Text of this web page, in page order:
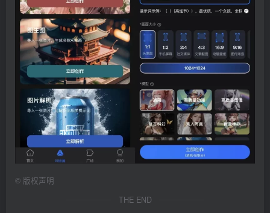
© 版权声明
THE END